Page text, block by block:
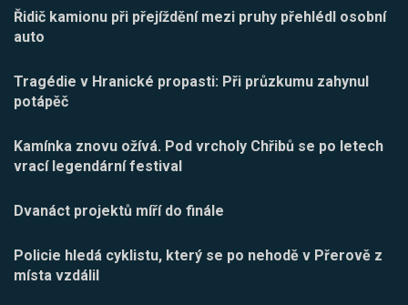
Řidič kamionu při přejíždění mezi pruhy přehlédl osobní
auto
Tragédie v Hranické propasti: Při průzkumu zahynul
potápěč
Kamínka znovu ožívá. Pod vrcholy Chřibů se po letech
vrací legendární festival
Dvanáct projektů míří do finále
Policie hledá cyklistu, který se po nehodě v Přerově z
místa vzdálil